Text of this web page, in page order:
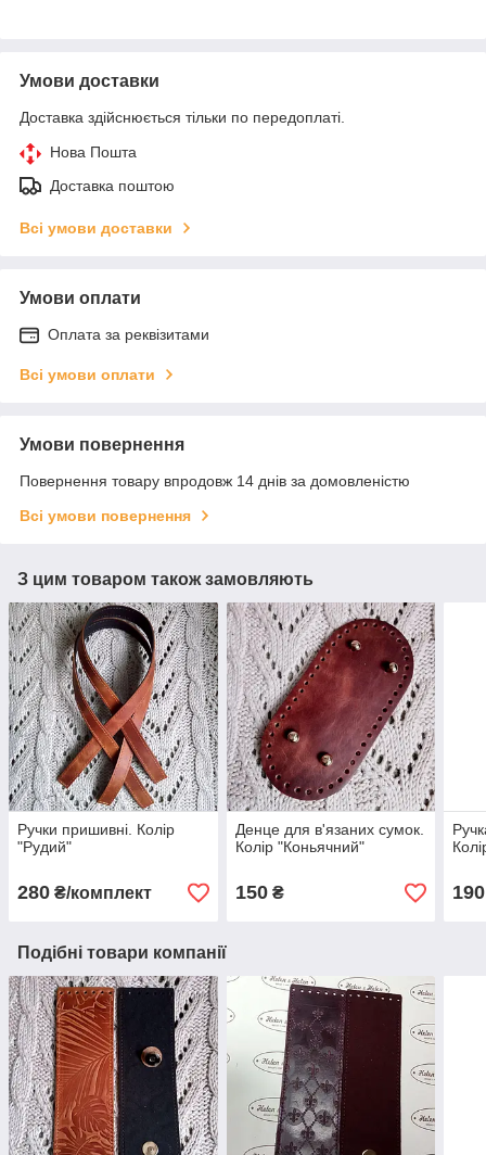
Умови доставки
Доставка здійснюється тільки по передоплаті.
Нова Пошта
Доставка поштою
Всі умови доставки
Умови оплати
Оплата за реквізитами
Всі умови оплати
Умови повернення
Повернення товару впродовж 14 днів за домовленістю
Всі умови повернення
З цим товаром також замовляють
Ручки пришивні. Колір
"Рудий"
280 ₴/комплект
Денце для в'язаних сумок.
Колір "Коньячний"
150₴ 190
Подібні товари компанії